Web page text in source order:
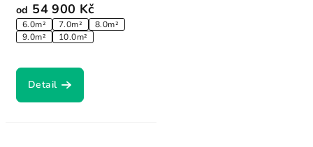
od 54 900 Kč
6.0m² 7.0m²
8.0m²
9.0m²
10.0m²
Detail